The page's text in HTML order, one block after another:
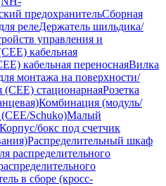
предохранительСборная
релеДержатель шильдика/
управления и
кабельная
кабельная переноснаяВилка
монтажа на поверхности/
(CEE) стационарнаяРозетка
Комбинация (модуль/
Schuko)Малый
Корпус/бокс под счетчик
Распределительный шкаф
распределительного
в сборе (кросс-